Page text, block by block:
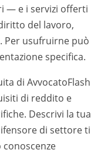
— e i servizi offerti
del lavoro,
Per usufruirne può
specifica.
di AvvocatoFlash
di reddito e
Descrivi la tua
di settore ti